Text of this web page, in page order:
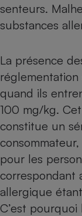
senteurs.
substances
La présence
quand ils
100 mg/kg.
constitue un
pour les
correspondant
allergique
C’est pourquoi